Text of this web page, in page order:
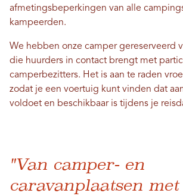
afmetingsbeperkingen van alle
kampeerden.
We hebben onze camper gereserveerd
die huurders in contact brengt met
camperbezitters. Het is aan te raden
zodat je een voertuig kunt vinden dat
voldoet en beschikbaar is tijdens je
"Van camper- en
caravanplaatsen met